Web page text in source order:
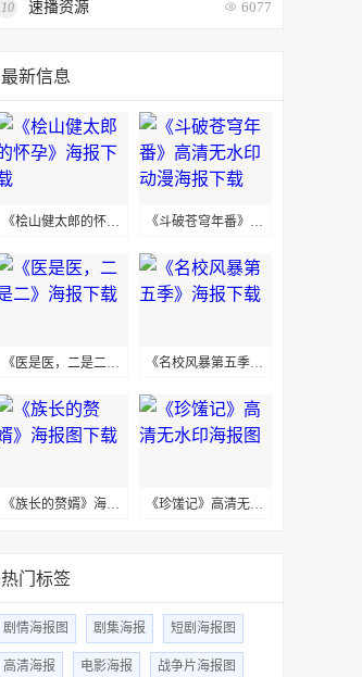
10 速播资源 6077
最新信息
《桧山健太郎的怀孕》海报下载 《斗破苍穹年番》高清无水印动漫海报下载
《医是医，二是二》海报下载 《名校风暴第五季》海报下载
《族长的赘婿》海报图下载 《珍馐记》高清无水印海报图
热门标签
剧情海报图 剧集海报 短剧海报图
高清海报 电影海报 战争片海报图